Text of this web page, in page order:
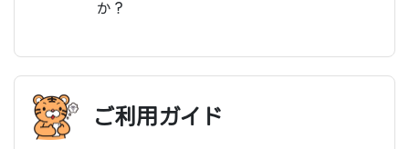
か？
ご利用ガイド